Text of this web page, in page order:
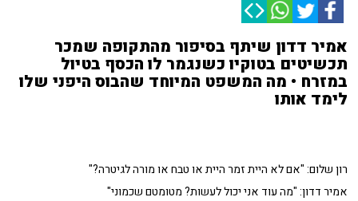
אמיר דדון שיתף בסיפור מהתקופה שמכר
תכשיטים בטוקיו כשנגמר לו הכסף בטיול
במזרח • מה המשפט המיוחד שהבוס היפני שלו
לימד אותו
רון שלום: "אם לא היית זמר היית או טבח או מורה לגיטרה?"
אמיר דדון: "מה עוד אני יכול לעשות? מטומטם שכמוני"